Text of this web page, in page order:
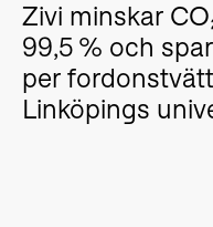
Zivi minskar
99,5 % och
per
Linköpings